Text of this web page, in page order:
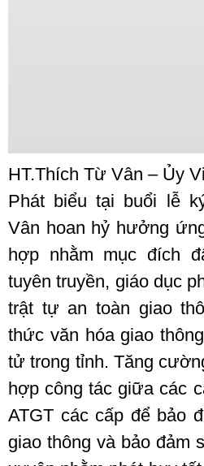
HT.Thích Từ Vân – Ủy
Phát biểu tại buổi lễ
Vân hoan hỷ hưởng
hợp nhằm mục đích
tuyên truyền, giáo dục
trật tự an toàn giao
thức văn hóa giao
tử trong tỉnh. Tăng
hợp công tác giữa các
ATGT các cấp để bảo
giao thông và bảo đảm